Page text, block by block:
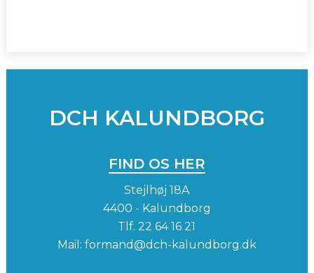
INSTAGRAM
DCH KALUNDBORG
FIND OS HER
Stejlhøj 18A
4400 - Kalundborg
Tlf.22 64 16 21
Mail: formand@dch-kalundborg.dk